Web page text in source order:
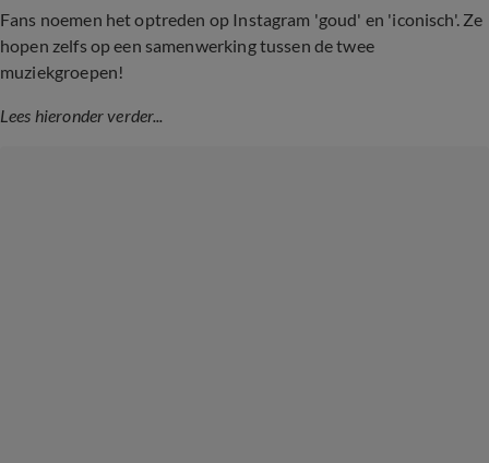
Fans noemen het optreden op Instagram 'goud' en 'iconisch'. Ze
hopen zelfs op een samenwerking tussen de twee
muziekgroepen!
Lees hieronder verder...